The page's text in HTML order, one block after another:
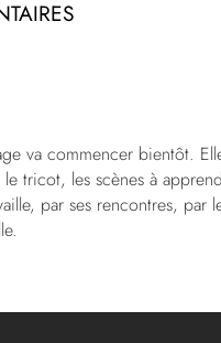
va commencer bientôt.
tricot, les scènes à
par ses rencontres, par